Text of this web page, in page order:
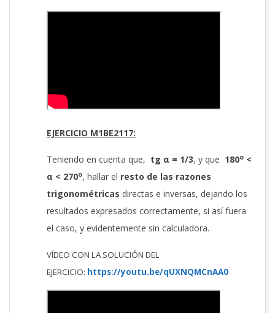
EJERCICIO M1BE2117:
Teniendo en cuenta que, tg α = 1/3, y que 180o <
α < 270o, hallar el resto de las razones
trigonométricas directas e inversas, dejando los
resultados expresados correctamente, si así fuera
el caso, y evidentemente sin calculadora.
VÍDEO CON LA SOLUCIÓN DEL
EJERCICIO: https://youtu.be/qUXNQMCnAA0